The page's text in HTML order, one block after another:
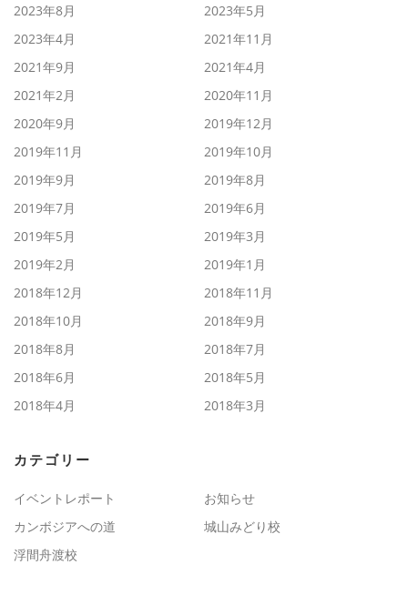
2023年8月
2023年5月
2023年4月
2021年11月
2021年9月
2021年4月
2021年2月
2020年11月
2020年9月
2019年12月
2019年11月
2019年10月
2019年9月
2019年8月
2019年7月
2019年6月
2019年5月
2019年3月
2019年2月
2019年1月
2018年12月
2018年11月
2018年10月
2018年9月
2018年8月
2018年7月
2018年6月
2018年5月
2018年4月
2018年3月
カテゴリー
イベントレポート
お知らせ
カンボジアへの道
城山みどり校
浮間舟渡校